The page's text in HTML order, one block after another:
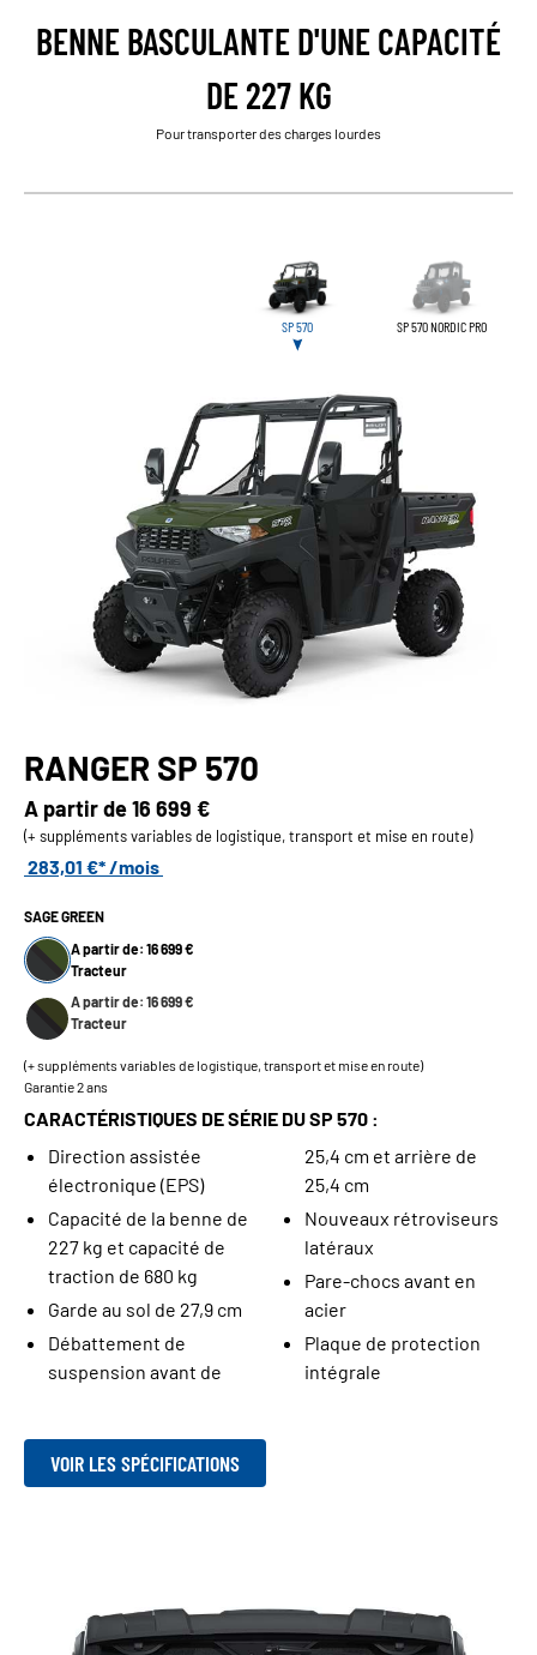
BENNE BASCULANTE D'UNE CAPACITÉ
DE 227 KG
Pour transporter des charges lourdes
SP 570 SP 570 NORDIC PRO
RANGER SP 570
A partir de16 699 €
(+ suppléments variables de logistique, transport et mise en route)
283,01 €* /mois
SAGE GREEN
A partir de: 16 699 €
Tracteur
A partir de: 16 699 €
Tracteur
(+ suppléments variables de logistique, transport et mise en route)
Garantie 2 ans
CARACTÉRISTIQUES DE SÉRIE DU SP 570 :
Direction assistée
électronique (EPS)
Capacité de la benne de
227 kg et capacité de
traction de 680 kg
Garde au sol de 27,9 cm
Débattement de
suspension avant de
25,4 cm et arrière de
25,4 cm
Nouveaux rétroviseurs
latéraux
Pare-chocs avant en
acier
Plaque de protection
intégrale
VOIR LES SPÉCIFICATIONS